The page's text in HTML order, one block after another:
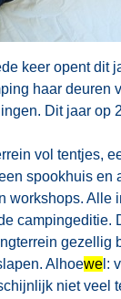
keer opent dit
haar deuren
Dit jaar op
vol tentjes,
spookhuis en
workshops. Alle
campingeditie.
gezellig
Alhoewe l:
niet veel